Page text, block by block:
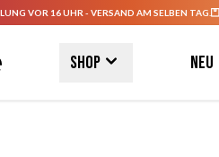
VOR 16 UHR - VERSAND AM SELBEN TAG.
Shop Neu